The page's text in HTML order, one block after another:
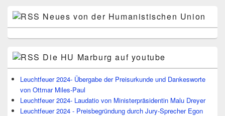
Neues von der Humanistischen Union
Die HU Marburg auf youtube
Leuchtfeuer 2024- Übergabe der Preisurkunde und Dankesworte
von Ottmar Miles-Paul
Leuchtfeuer 2024- Laudatio von Ministerpräsidentin Malu Dreyer
Leuchtfeuer 2024 - Preisbegründung durch Jury-Sprecher Egon